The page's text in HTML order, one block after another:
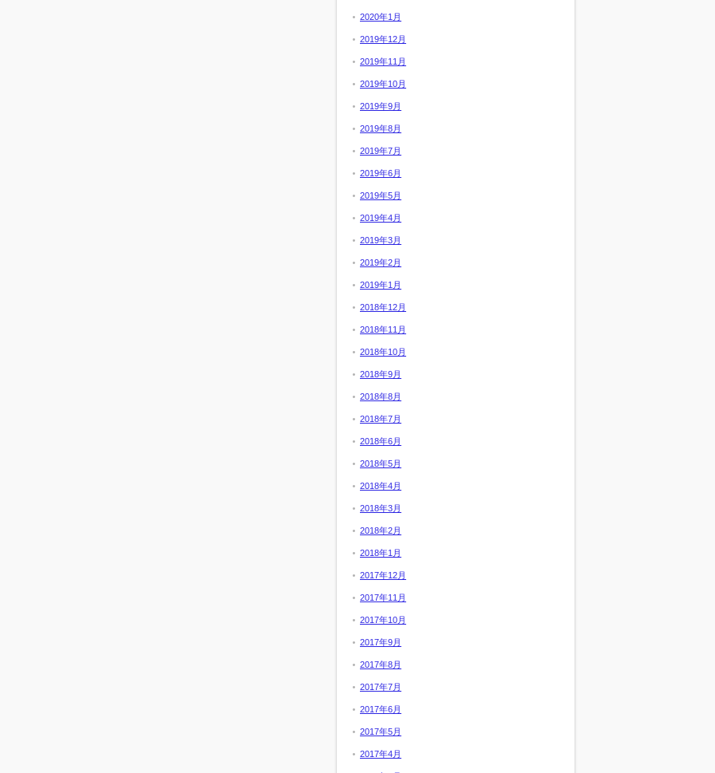
2020年1月
2019年12月
2019年11月
2019年10月
2019年9月
2019年8月
2019年7月
2019年6月
2019年5月
2019年4月
2019年3月
2019年2月
2019年1月
2018年12月
2018年11月
2018年10月
2018年9月
2018年8月
2018年7月
2018年6月
2018年5月
2018年4月
2018年3月
2018年2月
2018年1月
2017年12月
2017年11月
2017年10月
2017年9月
2017年8月
2017年7月
2017年6月
2017年5月
2017年4月